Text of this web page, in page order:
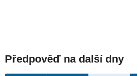
Předpověď na další dny